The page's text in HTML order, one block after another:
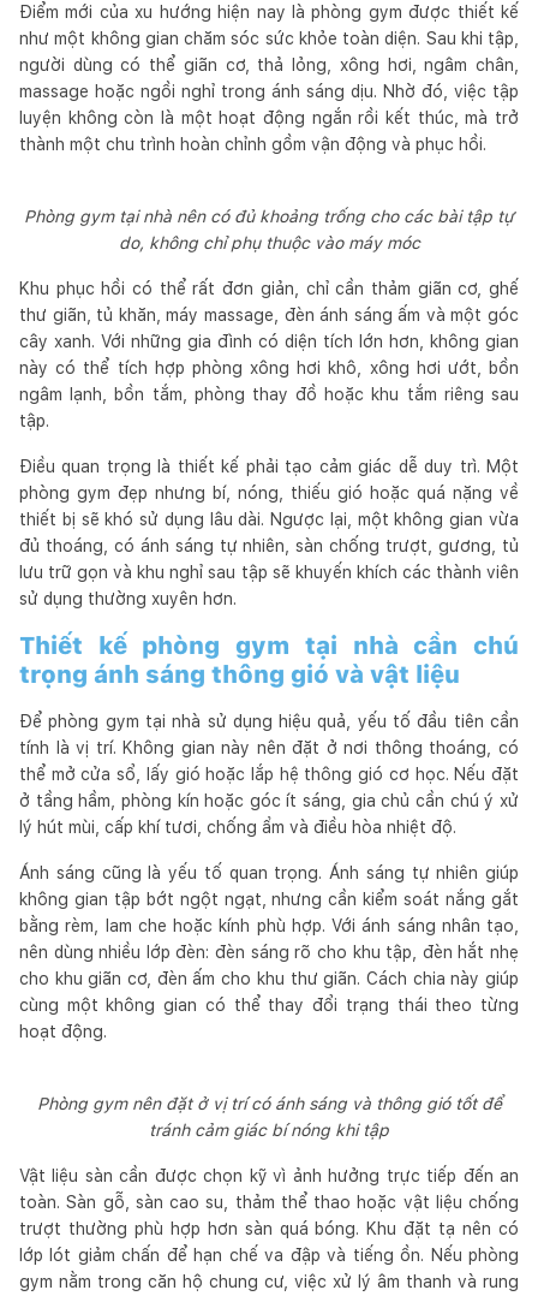
Điểm mới của xu hướng hiện nay là phòng gym được thiết kế
như một không gian chăm sóc sức khỏe toàn diện. Sau khi tập,
người dùng có thể giãn cơ, thả lỏng, xông hơi, ngâm chân,
massage hoặc ngồi nghỉ trong ánh sáng dịu. Nhờ đó, việc tập
luyện không còn là một hoạt động ngắn rồi kết thúc, mà trở
thành một chu trình hoàn chỉnh gồm vận động và phục hồi.
Phòng gym tại nhà nên có đủ khoảng trống cho các bài tập tự
do, không chỉ phụ thuộc vào máy móc
Khu phục hồi có thể rất đơn giản, chỉ cần thảm giãn cơ, ghế
thư giãn, tủ khăn, máy massage, đèn ánh sáng ấm và một góc
cây xanh. Với những gia đình có diện tích lớn hơn, không gian
này có thể tích hợp phòng xông hơi khô, xông hơi ướt, bồn
ngâm lạnh, bồn tắm, phòng thay đồ hoặc khu tắm riêng sau
tập.
Điều quan trọng là thiết kế phải tạo cảm giác dễ duy trì. Một
phòng gym đẹp nhưng bí, nóng, thiếu gió hoặc quá nặng về
thiết bị sẽ khó sử dụng lâu dài. Ngược lại, một không gian vừa
đủ thoáng, có ánh sáng tự nhiên, sàn chống trượt, gương, tủ
lưu trữ gọn và khu nghỉ sau tập sẽ khuyến khích các thành viên
sử dụng thường xuyên hơn.
Thiết kế phòng gym tại nhà cần chú
trọng ánh sáng thông gió và vật liệu
Để phòng gym tại nhà sử dụng hiệu quả, yếu tố đầu tiên cần
tính là vị trí. Không gian này nên đặt ở nơi thông thoáng, có
thể mở cửa sổ, lấy gió hoặc lắp hệ thông gió cơ học. Nếu đặt
ở tầng hầm, phòng kín hoặc góc ít sáng, gia chủ cần chú ý xử
lý hút mùi, cấp khí tươi, chống ẩm và điều hòa nhiệt độ.
Ánh sáng cũng là yếu tố quan trọng. Ánh sáng tự nhiên giúp
không gian tập bớt ngột ngạt, nhưng cần kiểm soát nắng gắt
bằng rèm, lam che hoặc kính phù hợp. Với ánh sáng nhân tạo,
nên dùng nhiều lớp đèn: đèn sáng rõ cho khu tập, đèn hắt nhẹ
cho khu giãn cơ, đèn ấm cho khu thư giãn. Cách chia này giúp
cùng một không gian có thể thay đổi trạng thái theo từng
hoạt động.
Phòng gym nên đặt ở vị trí có ánh sáng và thông gió tốt để
tránh cảm giác bí nóng khi tập
Vật liệu sàn cần được chọn kỹ vì ảnh hưởng trực tiếp đến an
toàn. Sàn gỗ, sàn cao su, thảm thể thao hoặc vật liệu chống
trượt thường phù hợp hơn sàn quá bóng. Khu đặt tạ nên có
lớp lót giảm chấn để hạn chế va đập và tiếng ồn. Nếu phòng
gym nằm trong căn hộ chung cư, việc xử lý âm thanh và rung